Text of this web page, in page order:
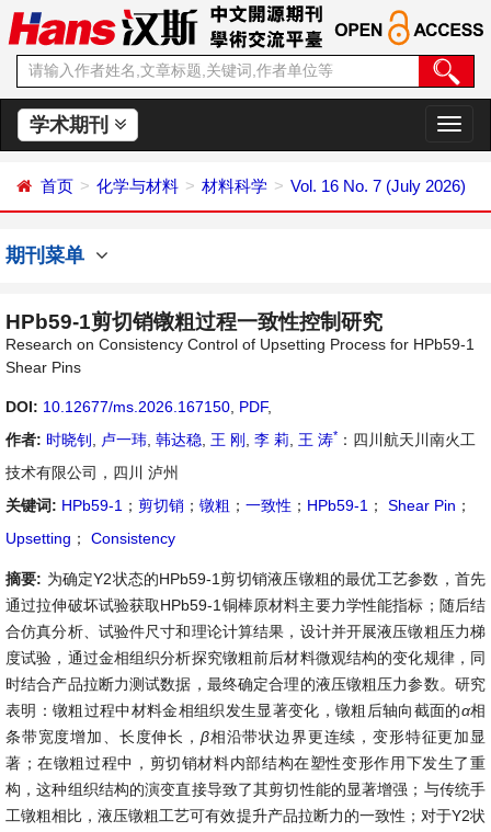
学术期刊
切
换
航
首页 化学与材料 材料科学 Vol. 16 No. 7 (July 2026)
期刊菜单
HPb59-1剪切销镦粗过程一致性控制研究
Research on Consistency Control of Upsetting Process for HPb59-1
Shear Pins
DOI: 10.12677/ms.2026.167150 PDF,
作者: 时晓钊 卢一玮 韩达稳 王 刚 李 莉 王 涛* ：四川航天川南火工
技术有限公司，四川 泸州
关键词: HPb59-1 ； 剪切销 ； 镦粗 ； 一致性 ； HPb59-1 ； Shear Pin ；
Upsetting ； Consistency
摘要: 为确定Y2状态的HPb59-1剪切销液压镦粗的最优工艺参数，首先
通过拉伸破坏试验获取HPb59-1铜棒原材料主要力学性能指标；随后结
合仿真分析、试验件尺寸和理论计算结果，设计并开展液压镦粗压力梯
度试验，通过金相组织分析探究镦粗前后材料微观结构的变化规律，同
时结合产品拉断力测试数据，最终确定合理的液压镦粗压力参数。研究
表明：镦粗过程中材料金相组织发生显著变化，镦粗后轴向截面的α相
条带宽度增加、长度伸长， β相沿带状边界更连续，变形特征更加显
著；在镦粗过程中，剪切销材料内部结构在塑性变形作用下发生了重
构，这种组织结构的演变直接导致了其剪切性能的显著增强；与传统手
工镦粗相比，液压镦粗工艺可有效提升产品拉断力的一致性；对于Y2状